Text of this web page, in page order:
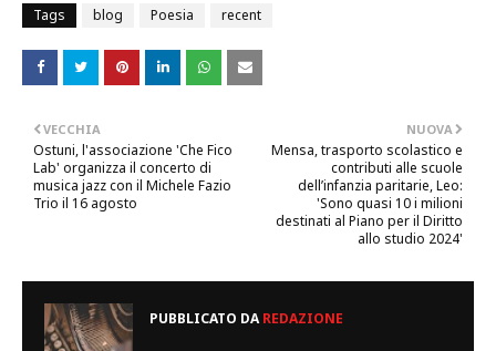
Tags blog Poesia recent
NUOVA
Mensa, trasporto scolastico e
contributi alle scuole
dell’infanzia paritarie, Leo:
'Sono quasi 10 i milioni
destinati al Piano per il Diritto
allo studio 2024'
VECCHIA
Ostuni, l'associazione 'Che Fico
Lab' organizza il concerto di
musica jazz con il Michele Fazio
Trio il 16 agosto
PUBBLICATO DAREDAZIONE